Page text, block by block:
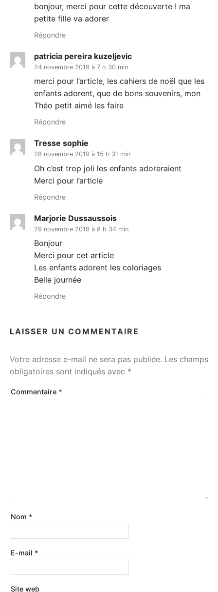
bonjour, merci pour cette découverte ! ma
petite fille va adorer
Répondre
patricia pereira kuzeljevic
24 novembre 2019 à 7 h 30 min
merci pour l’article, les cahiers de noël que les
enfants adorent, que de bons souvenirs, mon
Théo petit aimé les faire
Répondre
Tresse sophie
28 novembre 2019 à 15 h 31 min
Oh c’est trop joli les enfants adoreraient
Merci pour l’article
Répondre
Marjorie Dussaussois
29 novembre 2019 à 8 h 34 min
Bonjour
Merci pour cet article
Les enfants adorent les coloriages
Belle journée
Répondre
LAISSER UN COMMENTAIRE
Votre adresse e-mail ne sera pas publiée. Les champs
obligatoires sont indiqués avec *
Commentaire *
Nom *
E-mail *
Site web